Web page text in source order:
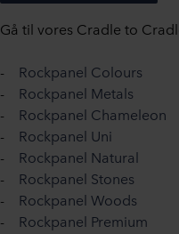
Gå til vores Cradle to
- Rockpanel Colours
- Rockpanel Metals
- Rockpanel Chameleon
- Rockpanel Uni
- Rockpanel Natural
- Rockpanel Stones
- Rockpanel Woods
- Rockpanel Premium